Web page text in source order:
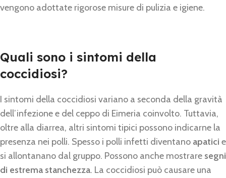
vengono adottate rigorose misure di pulizia e igiene.
Quali sono i sintomi della
coccidiosi?
I sintomi della coccidiosi variano a seconda della gravità
dell’infezione e del ceppo di Eimeria coinvolto. Tuttavia,
oltre alla diarrea, altri sintomi tipici possono indicarne la
presenza nei polli. Spesso i polli infetti diventano apatici e
si allontanano dal gruppo. Possono anche mostrare segni
di estrema stanchezza. La coccidiosi può causare una